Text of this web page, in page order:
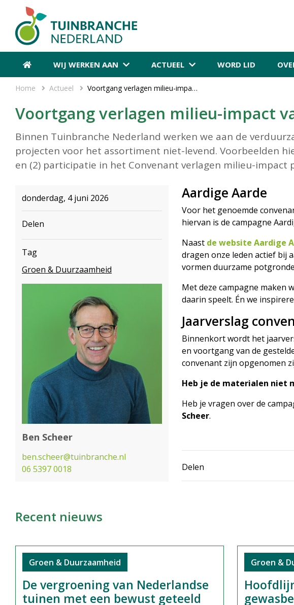
WIJ WERKEN AAN ACTUEEL WORD LID
Home Actueel Voortgang verlagen milieu-impact van potgronden en substraten
Voortgang verlagen milieu-impact
Binnen Tuinbranche Nederland werken we aan de
projecten voor het assortiment niet-levend. Voorbeelden
en (2) participatie in het Convenant verlagen milieu-impact
Aardige Aarde
Voor het genoemde
hiervan is de campagne
Naast de website Aardige
dragen onze leden actief bij
vormen duurzame
Met deze campagne maken
daarin speelt. Én we
Jaarverslag
Binnenkort wordt het
en voortgang van de
convenant zijn opgenomen
Heb je de materialen niet
Heb je vragen over de
Scheer.
Delen
donderdag, 4 juni 2026
Delen
Tag
Groen & Duurzaamheid
Ben Scheer
ben.scheer@tuinbranche.nl
06 5397 0018
Recent nieuws
Groen & Duurzaamheid
De vergroening van Nederlandse
tuinen met een bewust geteeld
Groen &